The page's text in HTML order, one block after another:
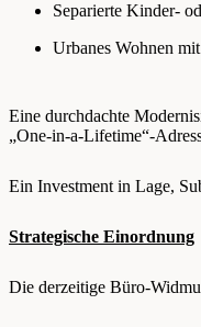
Separierte Kinder-
Urbanes Wohnen
Eine durchdachte
„One-in-a-Lifetime“-
Ein Investment in Lage,
Strategische Einordnung
Die derzeitige Büro-